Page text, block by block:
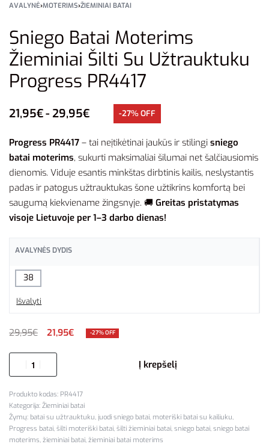
AVALYNĖ›MOTERIMS›ŽIEMINIAI BATAI
Sniego Batai Moterims
Žieminiai Šilti Su Užtrauktuku
Progress PR4417
21,95€ 29,95€ -27% OFF
Progress PR4417 – tai neįtikėtinai jaukūs ir stilingi sniego
batai moterims, sukurti maksimaliai šilumai net šalčiausiomis
dienomis. Viduje esantis minkštas dirbtinis kailis, neslystantis
padas ir patogus užtrauktukas šone užtikrins komfortą bei
saugumą kiekviename žingsnyje. 🚚 Greitas pristatymas
visoje Lietuvoje per 1–3 darbo dienas!
AVALYNĖS DYDIS
38
Išvalyti
29,95€ 21,95€ -27% OFF
Į krepšelį
PR4417
Kategorija: Žieminiai batai
Žymų: batai su užtrauktuku, juodi sniego batai, moteriški batai su kailiuku,
Progress batai, šilti moteriški batai, šilti žieminiai batai, sniego batai, sniego batai
moterims, žieminiai batai, žieminiai batai moterims